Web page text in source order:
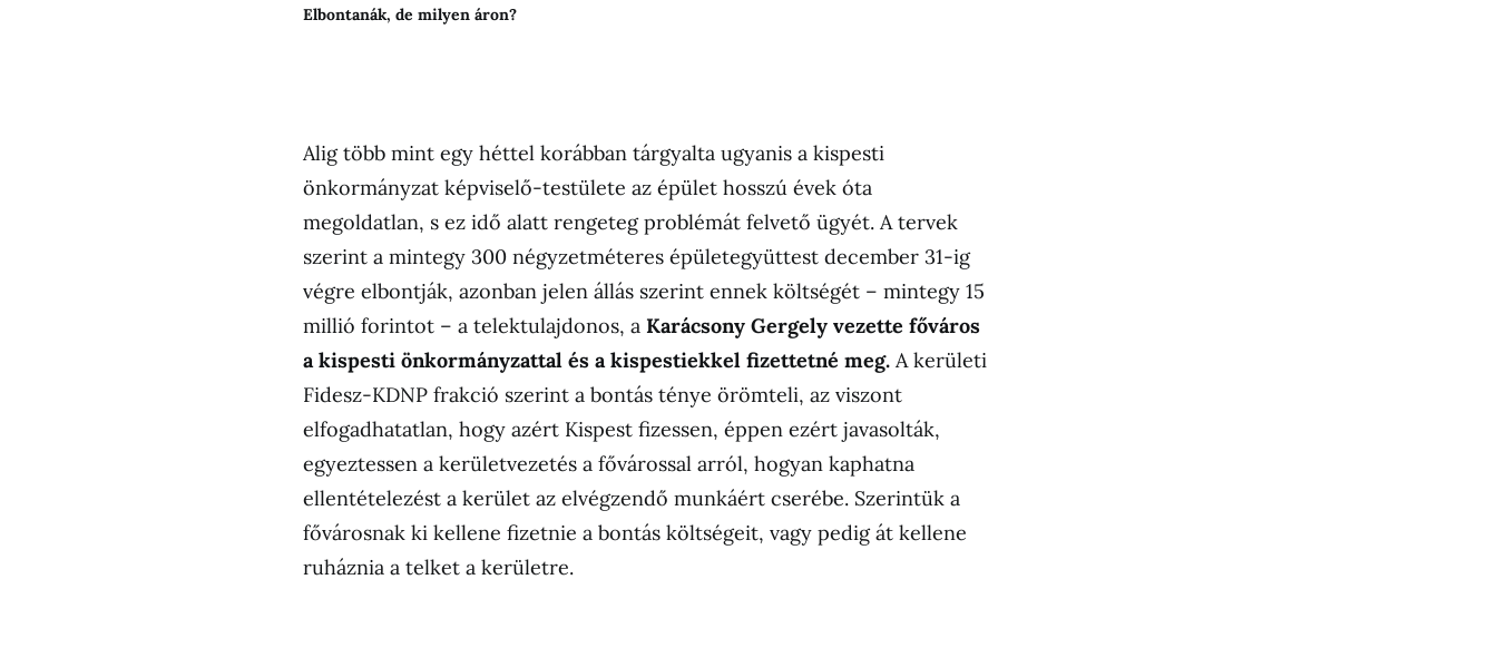
Elbontanák, de milyen áron?
Alig több mint egy héttel korábban tárgyalta ugyanis a kispesti
önkormányzat képviselő-testülete az épület hosszú évek óta
megoldatlan, s ez idő alatt rengeteg problémát felvető ügyét. A tervek
szerint a mintegy 300 négyzetméteres épületegyüttest december 31-ig
végre elbontják, azonban jelen állás szerint ennek költségét – mintegy 15
millió forintot – a telektulajdonos, a Karácsony Gergely vezette főváros
a kispesti önkormányzattal és a kispestiekkel fizettetné meg. A kerületi
Fidesz-KDNP frakció szerint a bontás ténye örömteli, az viszont
elfogadhatatlan, hogy azért Kispest fizessen, éppen ezért javasolták,
egyeztessen a kerületvezetés a fővárossal arról, hogyan kaphatna
ellentételezést a kerület az elvégzendő munkáért cserébe. Szerintük a
fővárosnak ki kellene fizetnie a bontás költségeit, vagy pedig át kellene
ruháznia a telket a kerületre.